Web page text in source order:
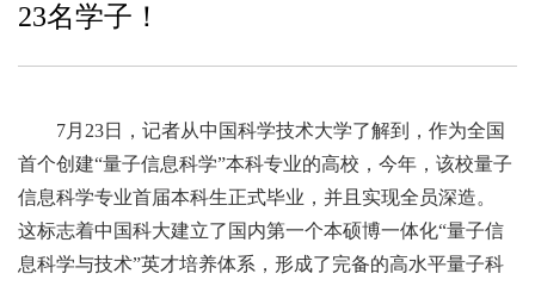
23名学子！
7月23日，记者从中国科学技术大学了解到，作为全国
首个创建“量子信息科学”本科专业的高校，今年，该校量子
信息科学专业首届本科生正式毕业，并且实现全员深造。
这标志着中国科大建立了国内第一个本硕博一体化“量子信
息科学与技术”英才培养体系，形成了完备的高水平量子科